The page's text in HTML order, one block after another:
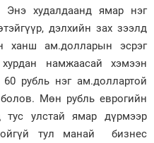
Энэ худалдаанд ямар нэг
дэлхийн зах зээлд
ханш ам.долларын эсрэг
намжаасай хэмээн
60 рубль нэг ам.доллартой
Мөн рубль еврогийн
тус улстай ямар дүрмээр
тул манай бизнес